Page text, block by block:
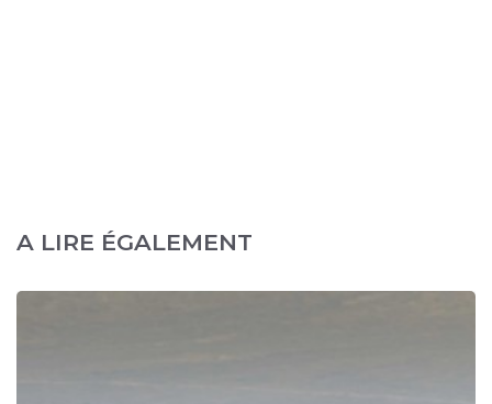
A LIRE ÉGALEMENT